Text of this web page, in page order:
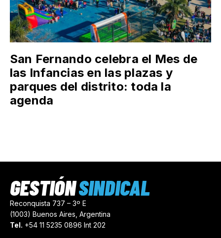
San Fernando celebra el Mes de
las Infancias en las plazas y
parques del distrito: toda la
agenda
Reconquista 737 – 3º E
(1003) Buenos Aires, Argentina
Tel. +54 11 5235 0896 Int 202
GESTIÓNSINDICAL